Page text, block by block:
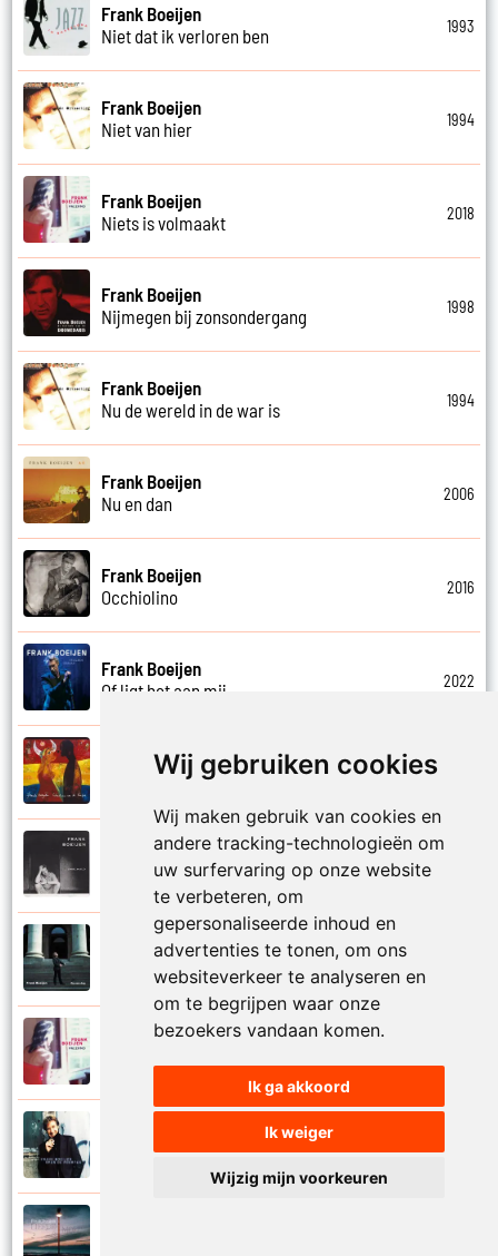
Wij gebruiken cookies
Wij maken gebruik van cookies en
andere tracking-technologieën om
uw surfervaring op onze website
te verbeteren, om
gepersonaliseerde inhoud en
advertenties te tonen, om ons
websiteverkeer te analyseren en
om te begrijpen waar onze
bezoekers vandaan komen.
Ik ga akkoord
Ik weiger
Wijzig mijn voorkeuren
Frank Boeijen
Niet dat ik verloren ben
1993
Frank Boeijen
Niet van hier
1994
Frank Boeijen
Niets is volmaakt
2018
Frank Boeijen
Nijmegen bij zonsondergang
1998
Frank Boeijen
Nu de wereld in de war is
1994
Frank Boeijen
Nu en dan
2006
Frank Boeijen
Occhiolino
2016
Frank Boeijen
Of ligt het aan mij
2022
Frank Boeijen
Frank Boeijen
Onschuld
Frank Boeijen
Op een dag
Frank Boeijen
Op het terras
Open de poorten